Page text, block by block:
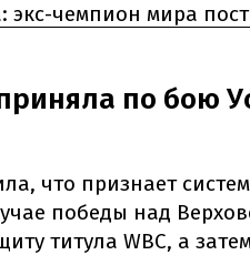
экс-чемпион мира
по бою
что признает
победы над
титула WBC, а